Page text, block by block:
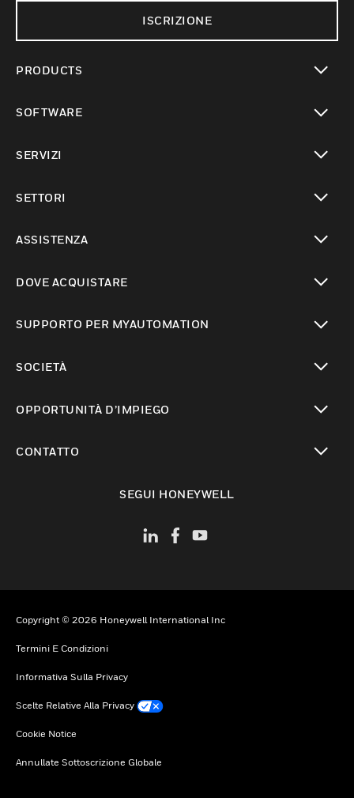
ISCRIZIONE
PRODUCTS
SOFTWARE
SERVIZI
SETTORI
ASSISTENZA
DOVE ACQUISTARE
SUPPORTO PER MYAUTOMATION
SOCIETÀ
OPPORTUNITÀ D’IMPIEGO
CONTATTO
SEGUI HONEYWELL
Copyright © 2026 Honeywell International Inc
Termini E Condizioni
Informativa Sulla Privacy
Scelte Relative Alla Privacy
Cookie Notice
Annullate Sottoscrizione Globale